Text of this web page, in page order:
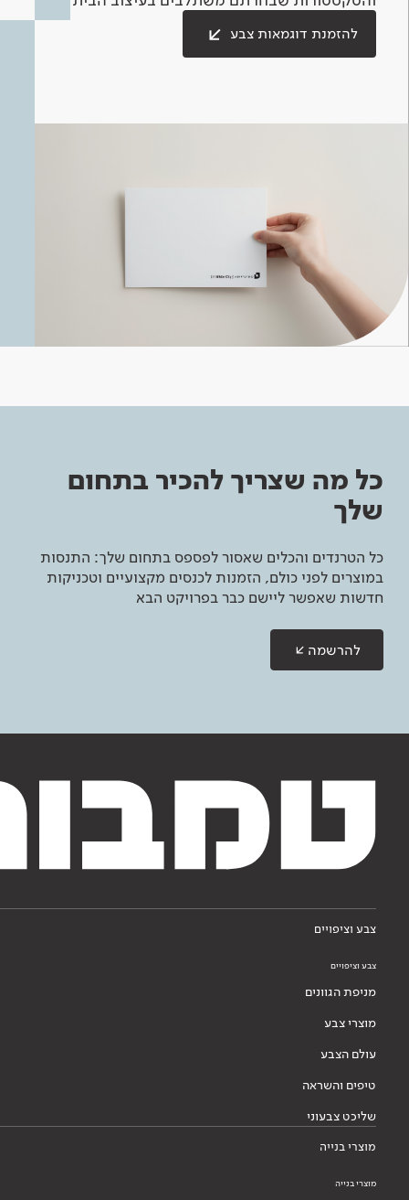
להזמנת דוגמאות צבע
כל מה שצריך להכיר בתחום
שלך
כל הטרנדים והכלים שאסור לפספס בתחום שלך: התנסות
במוצרים לפני כולם, הזמנות לכנסים מקצועיים וטכניקות
חדשות שאפשר ליישם כבר בפרויקט הבא
להרשמה
צבע וציפויים
צבע וציפויים
מניפת הגוונים
מוצרי צבע
עולם הצבע
טיפים והשראה
שליכט צבעוני
מוצרי בנייה
מוצרי בנייה